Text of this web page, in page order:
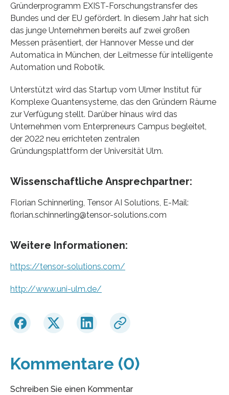
Gründerprogramm EXIST-Forschungstransfer des
Bundes und der EU gefördert. In diesem Jahr hat sich
das junge Unternehmen bereits auf zwei großen
Messen präsentiert, der Hannover Messe und der
Automatica in München, der Leitmesse für intelligente
Automation und Robotik.
Unterstützt wird das Startup vom Ulmer Institut für
Komplexe Quantensysteme, das den Gründern Räume
zur Verfügung stellt. Darüber hinaus wird das
Unternehmen vom Enterpreneurs Campus begleitet,
der 2022 neu errichteten zentralen
Gründungsplattform der Universität Ulm.
Wissenschaftliche Ansprechpartner:
Florian Schinnerling, Tensor AI Solutions, E-Mail:
florian.schinnerling@tensor-solutions.com
Weitere Informationen:
https://tensor-solutions.com/
http://www.uni-ulm.de/
Kommentare (0)
Schreiben Sie einen Kommentar